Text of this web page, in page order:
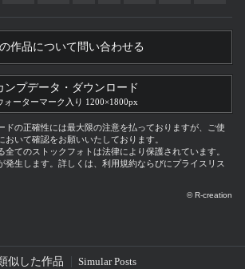
作品について問い合わせる
ンプデータ・ダウンロード
ォーターマーク入り 1200×1800px
の正確性には最大限の注意を払っておりますが、ご使
おいて確認をお願いいたしております。
てのストックフォトは法律により保護されています。
発生します。詳しくは、利用規約ならびにプライスリス
© R-creation
似した作品 Simular Posts